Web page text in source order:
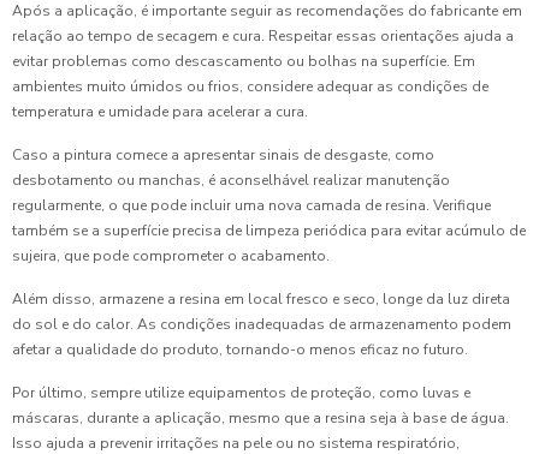
Após a aplicação, é importante seguir as recomendações do fabricante em
relação ao tempo de secagem e cura. Respeitar essas orientações ajuda a
evitar problemas como descascamento ou bolhas na superfície. Em
ambientes muito úmidos ou frios, considere adequar as condições de
temperatura e umidade para acelerar a cura.
Caso a pintura comece a apresentar sinais de desgaste, como
desbotamento ou manchas, é aconselhável realizar manutenção
regularmente, o que pode incluir uma nova camada de resina. Verifique
também se a superfície precisa de limpeza periódica para evitar acúmulo de
sujeira, que pode comprometer o acabamento.
Além disso, armazene a resina em local fresco e seco, longe da luz direta
do sol e do calor. As condições inadequadas de armazenamento podem
afetar a qualidade do produto, tornando-o menos eficaz no futuro.
Por último, sempre utilize equipamentos de proteção, como luvas e
máscaras, durante a aplicação, mesmo que a resina seja à base de água.
Isso ajuda a prevenir irritações na pele ou no sistema respiratório,